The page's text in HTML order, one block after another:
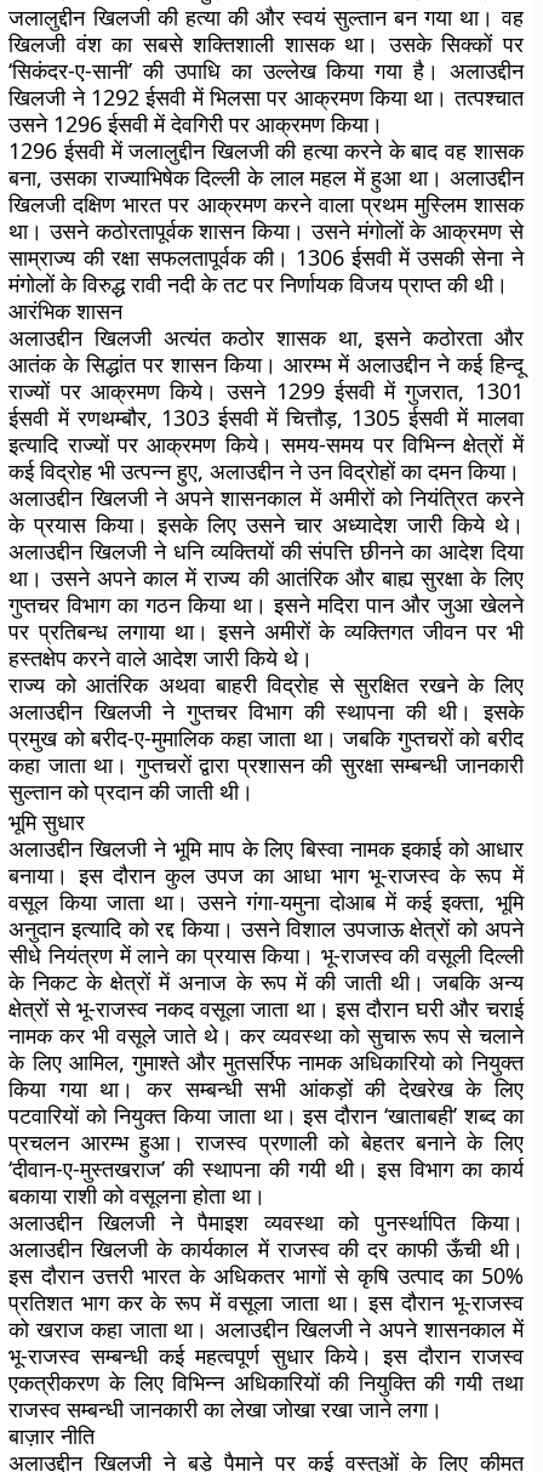
जलालुद्दीन खिलजी की हत्या की और स्वयं सुल्तान बन गया था। वह
खिलजी वंश का सबसे शक्तिशाली शासक था। उसके सिक्कों पर
‘सिकंदर-ए-सानी’ की उपाधि का उल्लेख किया गया है। अलाउद्दीन
खिलजी ने 1292 ईसवी में भिलसा पर आक्रमण किया था। तत्पश्चात
उसने 1296 ईसवी में देवगिरी पर आक्रमण किया।
1296 ईसवी में जलालुद्दीन खिलजी की हत्या करने के बाद वह शासक
बना, उसका राज्याभिषेक दिल्ली के लाल महल में हुआ था। अलाउद्दीन
खिलजी दक्षिण भारत पर आक्रमण करने वाला प्रथम मुस्लिम शासक
था। उसने कठोरतापूर्वक शासन किया। उसने मंगोलों के आक्रमण से
साम्राज्य की रक्षा सफलतापूर्वक की। 1306 ईसवी में उसकी सेना ने
मंगोलों के विरुद्ध रावी नदी के तट पर निर्णायक विजय प्राप्त की थी।
आरंभिक शासन
अलाउद्दीन खिलजी अत्यंत कठोर शासक था, इसने कठोरता और
आतंक के सिद्धांत पर शासन किया। आरम्भ में अलाउद्दीन ने कई हिन्दू
राज्यों पर आक्रमण किये। उसने 1299 ईसवी में गुजरात, 1301
ईसवी में रणथम्बौर, 1303 ईसवी में चित्तौड़, 1305 ईसवी में मालवा
इत्यादि राज्यों पर आक्रमण किये। समय-समय पर विभिन्न क्षेत्रों में
कई विद्रोह भी उत्पन्न हुए, अलाउद्दीन ने उन विद्रोहों का दमन किया।
अलाउद्दीन खिलजी ने अपने शासनकाल में अमीरों को नियंत्रित करने
के प्रयास किया। इसके लिए उसने चार अध्यादेश जारी किये थे।
अलाउद्दीन खिलजी ने धनि व्यक्तियों की संपत्ति छीनने का आदेश दिया
था। उसने अपने काल में राज्य की आतंरिक और बाह्य सुरक्षा के लिए
गुप्तचर विभाग का गठन किया था। इसने मदिरा पान और जुआ खेलने
पर प्रतिबन्ध लगाया था। इसने अमीरों के व्यक्तिगत जीवन पर भी
हस्तक्षेप करने वाले आदेश जारी किये थे।
राज्य को आतंरिक अथवा बाहरी विद्रोह से सुरक्षित रखने के लिए
अलाउद्दीन खिलजी ने गुप्तचर विभाग की स्थापना की थी। इसके
प्रमुख को बरीद-ए-मुमालिक कहा जाता था। जबकि गुप्तचरों को बरीद
कहा जाता था। गुप्तचरों द्वारा प्रशासन की सुरक्षा सम्बन्धी जानकारी
सुल्तान को प्रदान की जाती थी।
भूमि सुधार
अलाउद्दीन खिलजी ने भूमि माप के लिए बिस्वा नामक इकाई को आधार
बनाया। इस दौरान कुल उपज का आधा भाग भू-राजस्व के रूप में
वसूल किया जाता था। उसने गंगा-यमुना दोआब में कई इक्ता, भूमि
अनुदान इत्यादि को रद्द किया। उसने विशाल उपजाऊ क्षेत्रों को अपने
सीधे नियंत्रण में लाने का प्रयास किया। भू-राजस्व की वसूली दिल्ली
के निकट के क्षेत्रों में अनाज के रूप में की जाती थी। जबकि अन्य
क्षेत्रों से भू-राजस्व नकद वसूला जाता था। इस दौरान घरी और चराई
नामक कर भी वसूले जाते थे। कर व्यवस्था को सुचारू रूप से चलाने
के लिए आमिल, गुमाश्ते और मुतसर्रिफ नामक अधिकारियो को नियुक्त
किया गया था। कर सम्बन्धी सभी आंकड़ों की देखरेख के लिए
पटवारियों को नियुक्त किया जाता था। इस दौरान ‘खाताबही’ शब्द का
प्रचलन आरम्भ हुआ। राजस्व प्रणाली को बेहतर बनाने के लिए
‘दीवान-ए-मुस्तखराज’ की स्थापना की गयी थी। इस विभाग का कार्य
बकाया राशी को वसूलना होता था।
अलाउद्दीन खिलजी ने पैमाइश व्यवस्था को पुनर्स्थापित किया।
अलाउद्दीन खिलजी के कार्यकाल में राजस्व की दर काफी ऊँची थी।
इस दौरान उत्तरी भारत के अधिकतर भागों से कृषि उत्पाद का 50%
प्रतिशत भाग कर के रूप में वसूला जाता था। इस दौरान भू-राजस्व
को खराज कहा जाता था। अलाउद्दीन खिलजी ने अपने शासनकाल में
भू-राजस्व सम्बन्धी कई महत्वपूर्ण सुधार किये। इस दौरान राजस्व
एकत्रीकरण के लिए विभिन्न अधिकारियों की नियुक्ति की गयी तथा
राजस्व सम्बन्धी जानकारी का लेखा जोखा रखा जाने लगा।
बाज़ार नीति
अलाउद्दीन खिलजी ने बड़े पैमाने पर कई वस्तुओं के लिए कीमत